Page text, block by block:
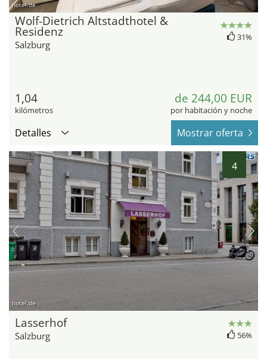
hotel.de
Wolf-Dietrich Altstadthotel &
Residenz
Salzburg
31%
1,04
kilómetros
de 244,00 EUR
por habitación y noche
Detalles Mostrar oferta
4
hotel.de
Lasserhof
Salzburg 56%